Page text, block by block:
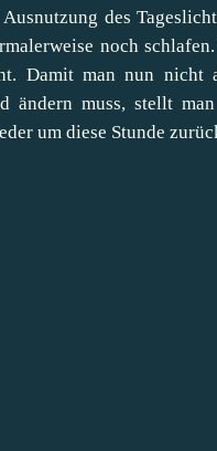
des
noch
Damit man nun nicht
ändern muss, stellt
um diese Stunde